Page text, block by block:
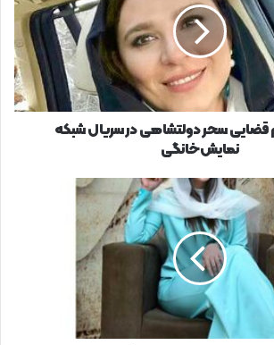
سحر دولتشاهی در سریال شبکه
نمایش‌خانگی